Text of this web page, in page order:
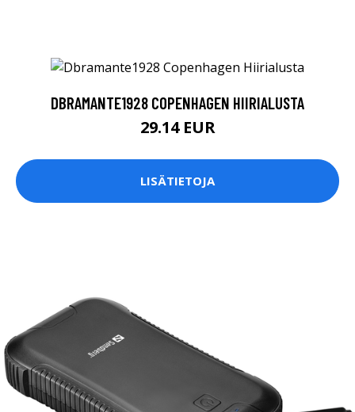
DBRAMANTE1928 COPENHAGEN HIIRIALUSTA
29.14 EUR
LISÄTIETOJA